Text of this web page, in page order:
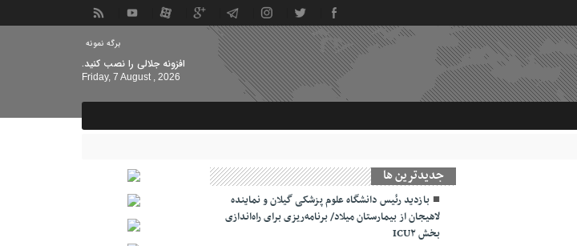
برگه نمونه
افزونه جلالی را نصب کنید.
Friday, 7 August , 2026
جديدترين ها
بازدید رئیس دانشگاه علوم پزشکی گیلان و نماینده
لاهیجان از بیمارستان میلاد/ برنامه‌ریزی برای راه‌اندازی
بخش ICU۲